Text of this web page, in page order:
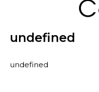
produite par les processus de
% en masse du déchet collecté
- « produit ou emballage
* Primes et pénalités appliquées
rubrique les primes et pénalités
undefined
undefined